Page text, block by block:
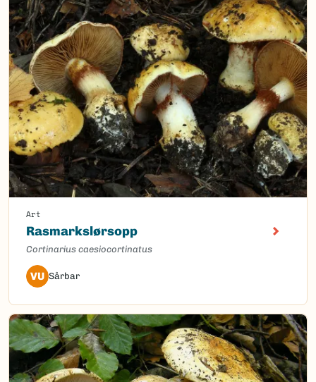
Art
Rasmarkslørsopp
Cortinarius caesiocortinatus
VU Sårbar